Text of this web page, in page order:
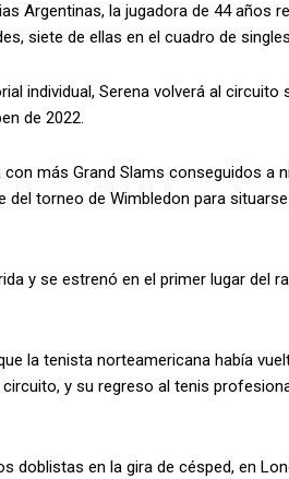
Argentinas, la jugadora de 44 años
siete de ellas en el cuadro de
individual, Serena volverá al
de 2022.
más Grand Slams conseguidos a
del torneo de Wimbledon para
y se estrenó en el primer lugar del
la tenista norteamericana había
y su regreso al tenis
doblistas en la gira de césped, en